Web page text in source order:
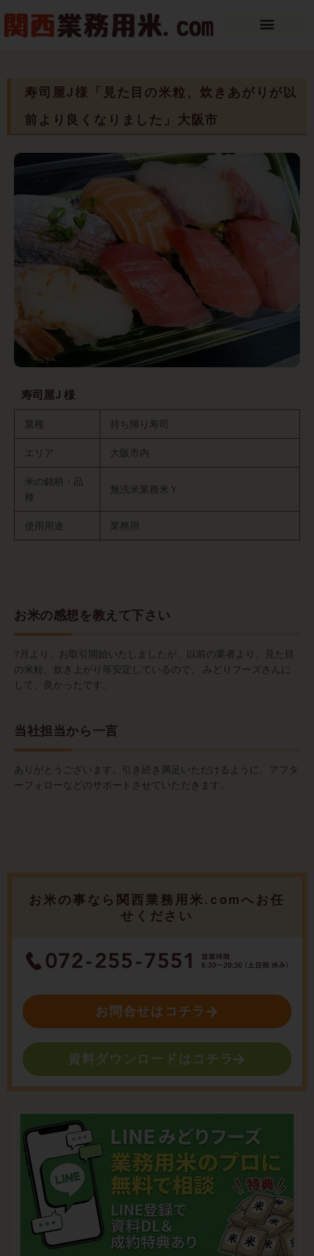
を
寿司屋J様「見た目の米粒、炊きあがりが以
前より良くなりました」大阪市
寿司屋J 様
業種 持ち帰り寿司
エリア 大阪市内
米の銘柄・品
種
無洗米業務米Ｙ
使用用途 業務用
お米の感想を教えて下さい
7月より、お取引開始いたしましたが、以前の業者より、見た目
の米粒、炊き上がり等安定しているので、 みどりフーズさんに
して、良かったです。
当社担当から一言
ありがとうございます。引き続き満足いただけるように、アフタ
ーフォローなどのサポートさせていただきます。
お米の事なら関西業務用米.comへお任
せください
お問合せはコチラ
資料ダウンロードはコチラ